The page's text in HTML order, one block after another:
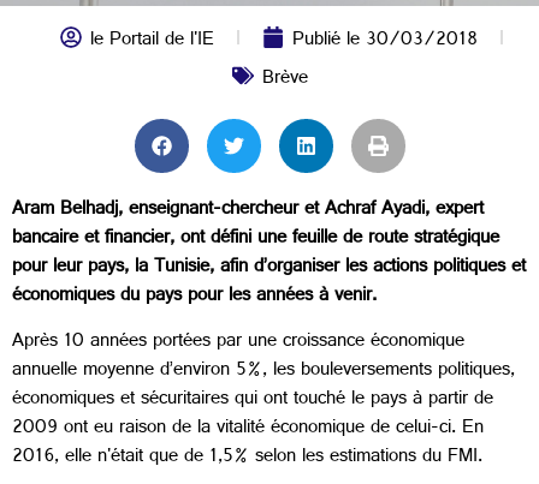
le Portail de l'IE Publié le30/03/2018
Brève
Aram Belhadj, enseignant-chercheur et Achraf Ayadi, expert
bancaire et financier, ont défini une feuille de route stratégique
pour leur pays, la Tunisie, afin d’organiser les actions politiques et
économiques du pays pour les années à venir.
Après 10 années portées par une croissance économique
annuelle moyenne d’environ 5%, les bouleversements politiques,
économiques et sécuritaires qui ont touché le pays à partir de
2009 ont eu raison de la vitalité économique de celui-ci. En
2016, elle n'était que de 1,5% selon les estimations du FMI.